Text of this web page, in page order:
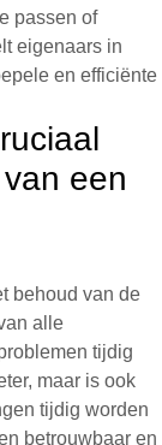
passen of
eigenaars in
en efficiënte
een
behoud van de
alle
tijdig
maar is ook
tijdig worden
betrouwbaar en